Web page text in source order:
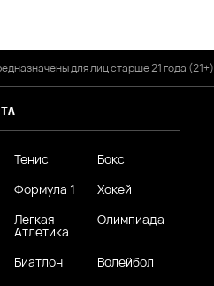
для лиц старше 21 года (21+)
Тенис
Бокс
Формула 1
Хокей
Легкая
Атлетика
Олимпиада
Биатлон
Волейбол